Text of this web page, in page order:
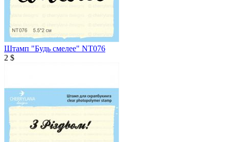
Штамп "Будь смелее" NT076
2 $